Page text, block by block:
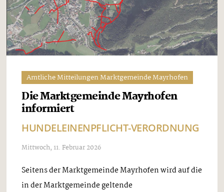
Amtliche Mitteilungen Marktgemeinde Mayrhofen
Die Marktgemeinde Mayrhofen
informiert
HUNDELEINENPFLICHT-VERORDNUNG
Mittwoch, 11. Februar 2026
Seitens der Marktgemeinde Mayrhofen wird auf die
in der Marktgemeinde geltende